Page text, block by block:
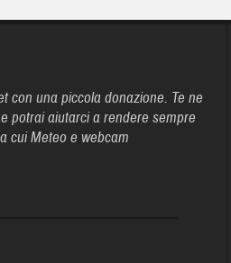
con una piccola donazione. Te ne
potrai aiutarci a rendere sempre
cui Meteo e webcam